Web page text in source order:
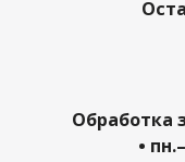
Обработка
•